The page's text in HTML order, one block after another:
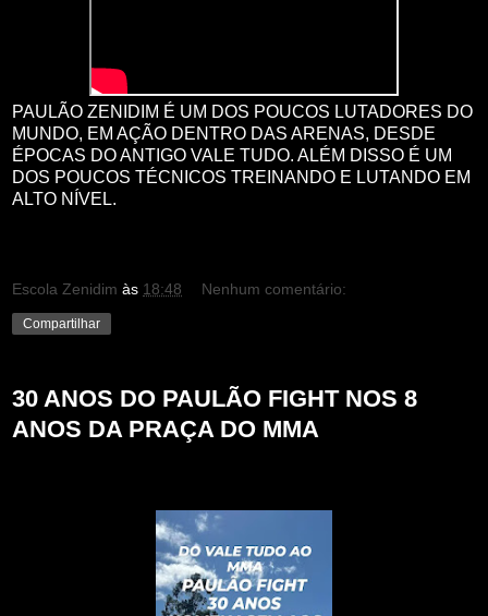
PAULÃO ZENIDIM É UM DOS POUCOS LUTADORES DO
MUNDO, EM AÇÃO DENTRO DAS ARENAS, DESDE
ÉPOCAS DO ANTIGO VALE TUDO. ALÉM DISSO É UM
DOS POUCOS TÉCNICOS TREINANDO E LUTANDO EM
ALTO NÍVEL.
Escola Zenidim às 18:48 Nenhum comentário:
Compartilhar
30 ANOS DO PAULÃO FIGHT NOS 8
ANOS DA PRAÇA DO MMA